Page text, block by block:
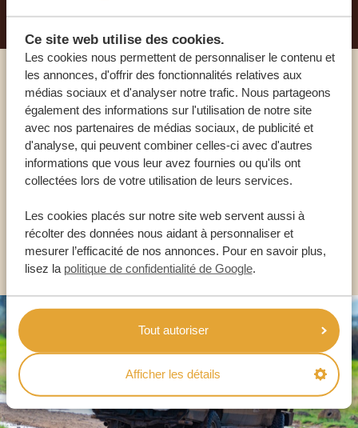
Ce site web utilise des cookies.
Les cookies nous permettent de personnaliser le contenu et
les annonces, d'offrir des fonctionnalités relatives aux
médias sociaux et d'analyser notre trafic. Nous partageons
également des informations sur l'utilisation de notre site
avec nos partenaires de médias sociaux, de publicité et
d'analyse, qui peuvent combiner celles-ci avec d'autres
informations que vous leur avez fournies ou qu'ils ont
collectées lors de votre utilisation de leurs services.
Les cookies placés sur notre site web servent aussi à
récolter des données nous aidant à personnaliser et
mesurer l’efficacité de nos annonces. Pour en savoir plus,
lisez la politique de confidentialité de Google.
Tout autoriser
Afficher les détails
Appelez un expert
NOS SPÉCIALISTES SONT LÀ POUR VOUS
AUTRES PAYS